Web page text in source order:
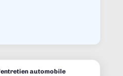
automobile